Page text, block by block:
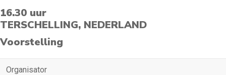
16.30 uur
TERSCHELLING, NEDERLAND
Voorstelling
Organisator